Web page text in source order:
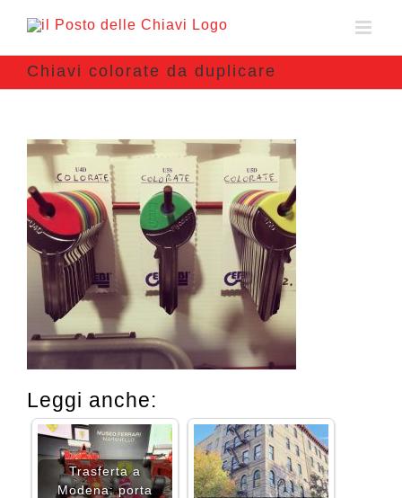
Chiavi colorate da duplicare
Leggi anche:
Trasferta a
Modena: porta